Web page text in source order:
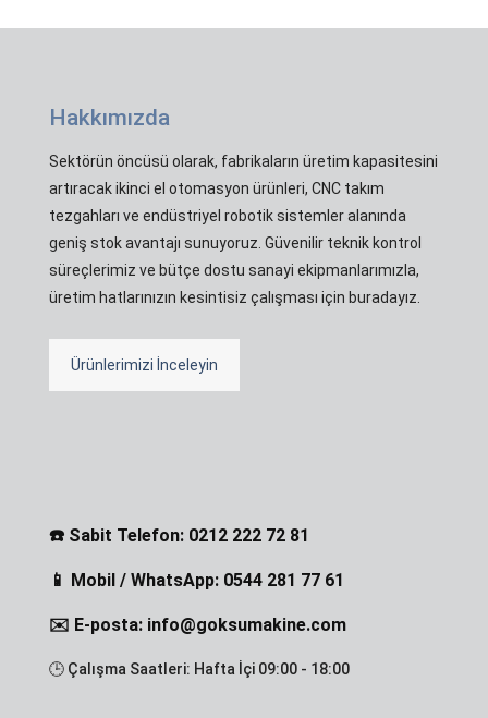
Hakkımızda
Sektörün öncüsü olarak, fabrikaların üretim kapasitesini
artıracak ikinci el otomasyon ürünleri, CNC takım
tezgahları ve endüstriyel robotik sistemler alanında
geniş stok avantajı sunuyoruz. Güvenilir teknik kontrol
süreçlerimiz ve bütçe dostu sanayi ekipmanlarımızla,
üretim hatlarınızın kesintisiz çalışması için buradayız.
Ürünlerimizi İnceleyin
☎️ Sabit Telefon: 0212 222 72 81
📱 Mobil / WhatsApp: 0544 281 77 61
✉️ E-posta: info@goksumakine.com
🕒 Çalışma Saatleri: Hafta İçi 09:00 - 18:00